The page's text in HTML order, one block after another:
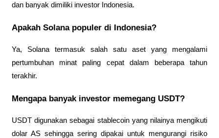
dan banyak dimiliki investor Indonesia.
Apakah Solana populer di Indonesia?
Ya, Solana termasuk salah satu aset yang mengalami
pertumbuhan minat paling cepat dalam beberapa tahun
terakhir.
Mengapa banyak investor memegang USDT?
USDT digunakan sebagai stablecoin yang nilainya mengikuti
dolar AS sehingga sering dipakai untuk mengurangi risiko